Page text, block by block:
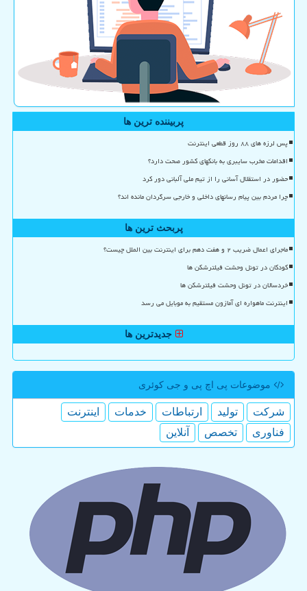
پربیننده ترین ها
پس لرزه های ۸۸ روز قطعی اینترنت
اقدامات مخرب سایبری به بانکهای کشور صحت دارد؟
حضور در استقلال آسانی را از تیم ملی آلبانی دور کرد
چرا مردم بین پیام رسانهای داخلی و خارجی سرگردان مانده اند؟
پربحث ترین ها
ماجرای اعمال ضریب ۲ و هفت دهم برای اینترنت بین الملل چیست؟
کودکان در تونل وحشت فیلترشکن ها
خردسالان در تونل وحشت فیلترشکن ها
اینترنت ماهواره ای آمازون مستقیم به موبایل می رسد
جدیدترین ها
موضوعات پی اچ پی و جی كوئری
شركت تولید ارتباطات خدمات
اینترنت
فناوری
تخصص آنلاین